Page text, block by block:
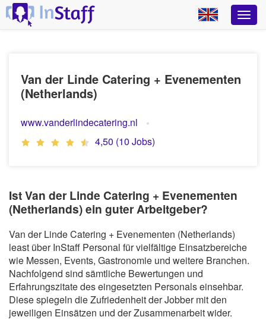
Van der Linde Catering + Evenementen
(Netherlands)
www.vanderlindecatering.nl
4,50 (10 Jobs)
Ist Van der Linde Catering + Evenementen
(Netherlands) ein guter Arbeitgeber?
Van der Linde Catering + Evenementen (Netherlands)
least über InStaff Personal für vielfältige Einsatzbereiche
wie Messen, Events, Gastronomie und weitere Branchen.
Nachfolgend sind sämtliche Bewertungen und
Erfahrungszitate des eingesetzten Personals einsehbar.
Diese spiegeln die Zufriedenheit der Jobber mit den
jeweiligen Einsätzen und der Zusammenarbeit wider.